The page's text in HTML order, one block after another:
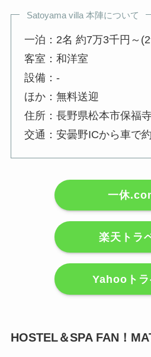
Satoyama villa 本陣について
一泊：2名 約7万3千円～
客室：和洋室
設備：-
ほか：無料送迎
住所：長野県松本市保福
交通：安曇野ICから車で
一休
楽天トラ
Yahooト
HOSTEL＆SPA FAN！